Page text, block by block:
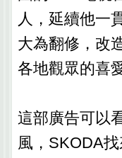
人，延續他一
大為翻修，改
各地觀眾的喜愛
這部廣告可以
風，SKODA